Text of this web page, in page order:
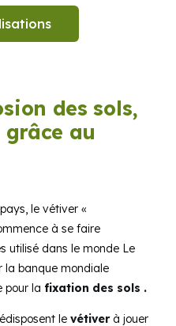
des sols,
au
le vétiver «
à se faire
utilisé dans le monde Le
la banque mondiale
pour la fixation des sols .
le vétiverà jouer